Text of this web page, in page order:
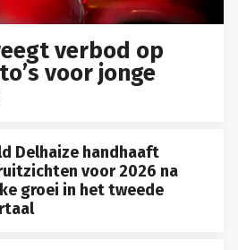
verbod op
voor jonge
Delhaize handhaaft
voor 2026 na
groei in het tweede